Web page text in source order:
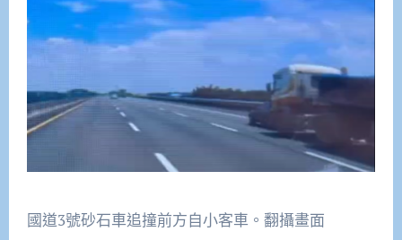
國道3號砂石車追撞前方自小客車。翻攝畫面